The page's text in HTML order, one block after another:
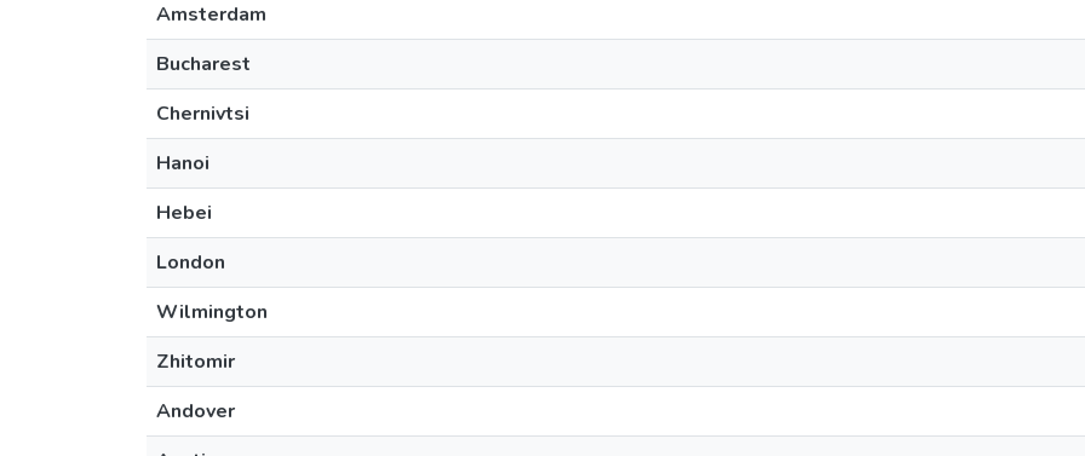
Amsterdam
Bucharest
Chernivtsi
Hanoi
Hebei
London
Wilmington
Zhitomir
Andover